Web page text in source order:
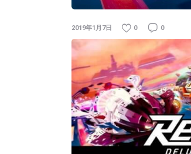
2019年1月7日 0 0